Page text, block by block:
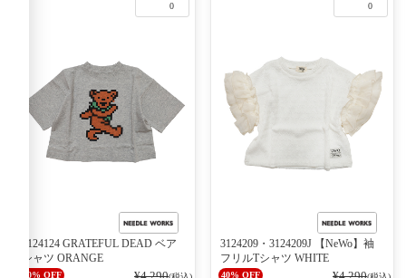
0
40% OFF
2124124 GRATEFUL DEAD ベア
シャツ ORANGE
0
40% OFF
3124209・3124209J 【NeWo】袖
フリルTシャツ WHITE